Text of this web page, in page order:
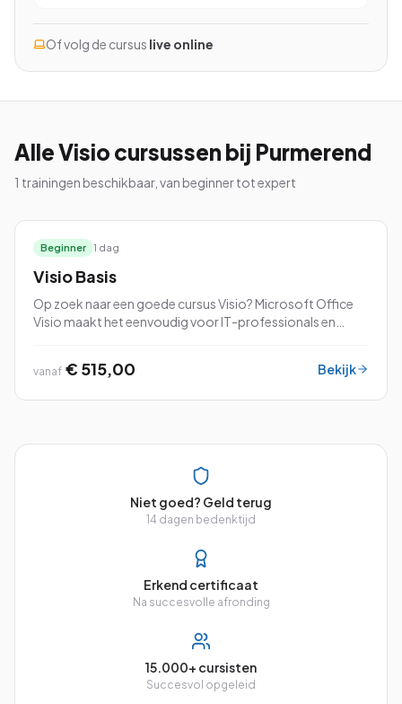
Gratis studiegids downloaden
Of volg de cursus live online
AlleVisio cursussen bij Purmerend
1 trainingen beschikbaar, van beginner tot expert
Beginner 1 dag
Visio Basis
Op zoek naar een goede cursus Visio? Microsoft Office
Visio maakt het eenvoudig voor IT-professionals en
vanaf € 515,00 Bekijk
Niet goed? Geld terug
14 dagen bedenktijd
Erkend certificaat
Na succesvolle afronding
15.000+ cursisten
Succesvol opgeleid